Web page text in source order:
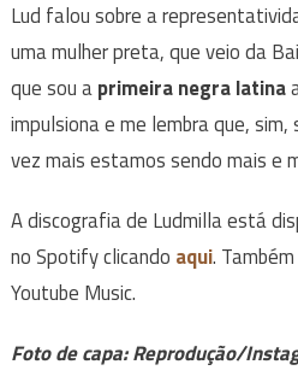
Lud falou sobre a
uma mulher preta, que veio da
que sou aprimeira negra latina
impulsiona e me lembra que,
vez mais estamos sendo mais e
A discografia de Ludmilla está
no Spotify clicando aqui.
Youtube Music.
Foto de capa: Reprodução/